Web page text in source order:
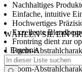
Nachhaltiges
Einfache, intuitive
Hochwertiges
Exzellente
Frontring dient zur
Focus-
Linsen aus Glas
Zoom-
WÄHLEN SIE EIN
1 Ergebnis